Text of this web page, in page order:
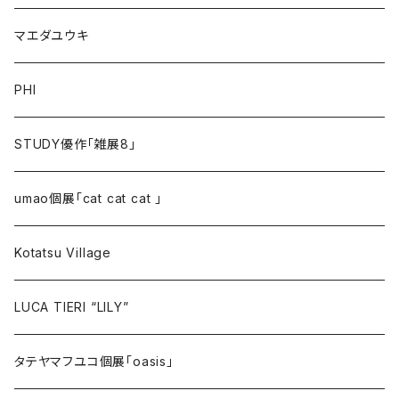
マエダユウキ
PHI
STUDY優作「雑展8」
umao個展「cat cat cat 」
Kotatsu Village
LUCA TIERI “LILY”
タテヤマフユコ個展「oasis」